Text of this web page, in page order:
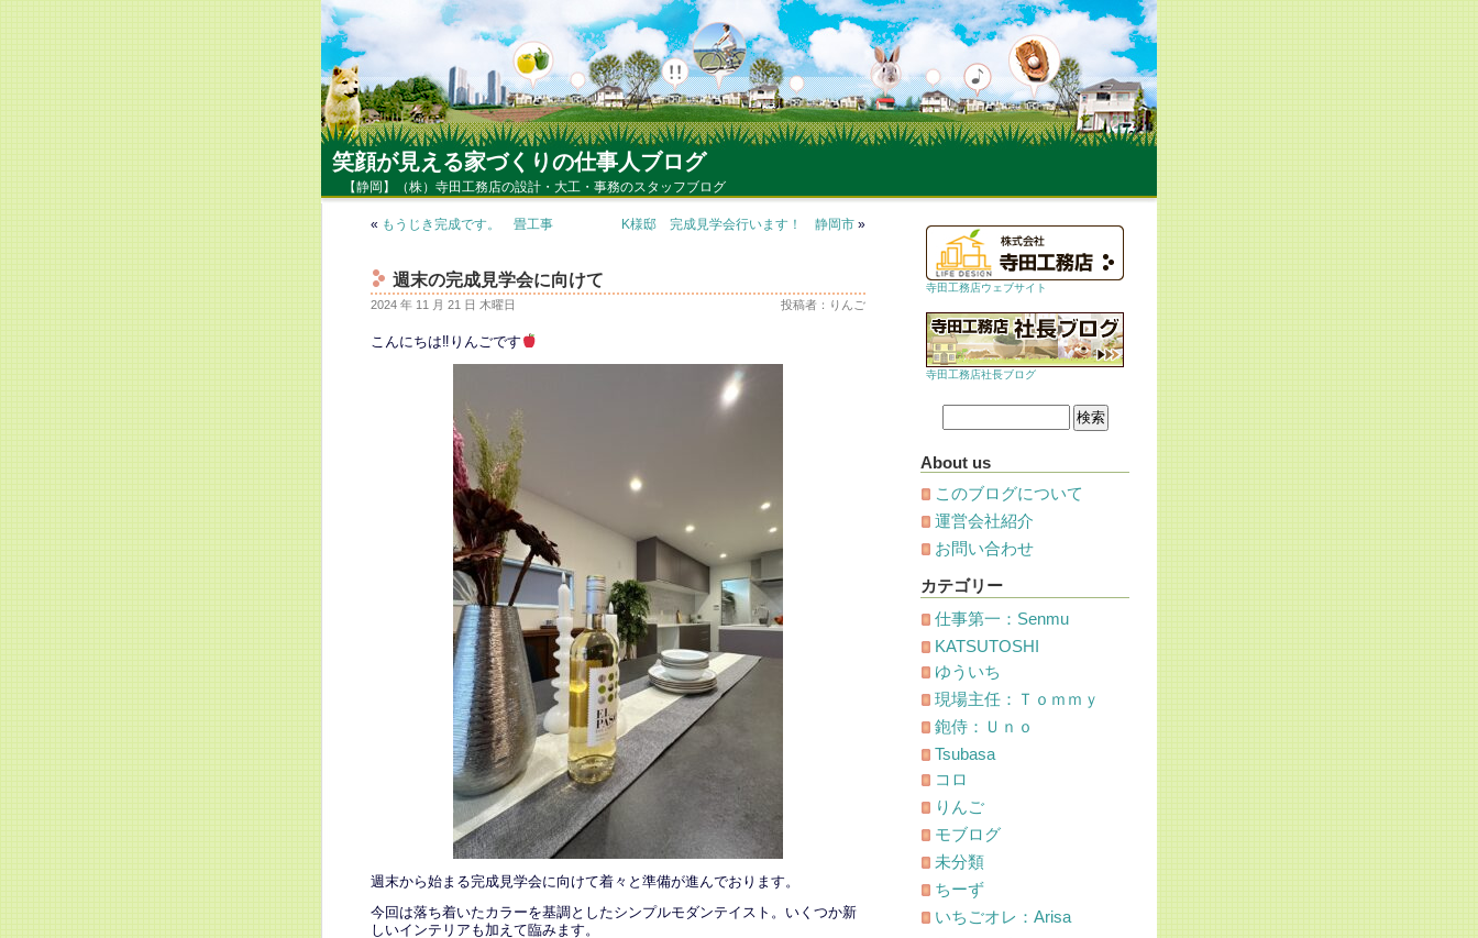
笑顔が見える家づくりの仕事人ブログ
【静岡】（株）寺田工務店の設計・大工・事務のスタッフブログ
« もうじき完成です。 畳工事 K様邸 完成見学会行います！ 静岡市 »
週末の完成見学会に向けて
2024 年 11 月 21 日 木曜日 投稿者：りんご
こんにちは‼りんごです
週末から始まる完成見学会に向けて着々と準備が進んでおります。
今回は落ち着いたカラーを基調としたシンプルモダンテイスト。いくつか新
しいインテリアも加えて臨みます。
寺田工務店ウェブサイト
寺田工務店社長ブログ
About us
このブログについて
運営会社紹介
お問い合わせ
カテゴリー
仕事第一：Senmu
KATSUTOSHI
ゆういち
現場主任：Ｔｏｍｍｙ
鉋侍：Ｕｎｏ
Tsubasa
コロ
りんご
モブログ
未分類
ちーず
いちごオレ：Arisa